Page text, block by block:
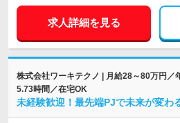
求人詳細を見る
株式会社ワーキテクノ | 月給28～80万円／
5.73時間／在宅OK
未経験歓迎！最先端PJで未来が変わ